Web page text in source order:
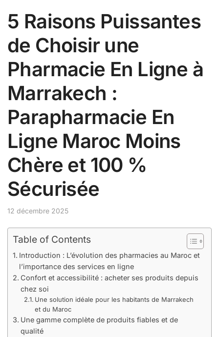
5 Raisons Puissantes
de Choisir une
Pharmacie En Ligne à
Marrakech :
Parapharmacie En
Ligne Maroc Moins
Chère et 100 %
Sécurisée
12 décembre 2025
Table of Contents
Introduction : L’évolution des pharmacies au Maroc et
l’importance des services en ligne
Confort et accessibilité : acheter ses produits depuis
chez soi
Une solution idéale pour les habitants de Marrakech
et du Maroc
Une gamme complète de produits fiables et de
qualité